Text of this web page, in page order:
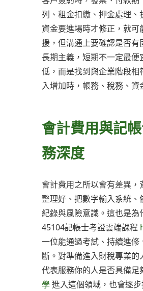
列、租金扣繳、押金處理、
資金要進場時才修正，就
援，但溝通上要確認是否
長期主義，短期不一定最
低，而是找到與企業階段
入增加時，帳務、稅務、資
會計費用與記
務深度
會計費用之所以會有差異
整理好、把數字輸入系統
紀錄與風險意識。這也是
45104記帳士考證雲端課程
一位能通過考試、持續進
斷。對準備進入財稅專業的
代表服務你的人是否具備
學進入這個領域，也會逐